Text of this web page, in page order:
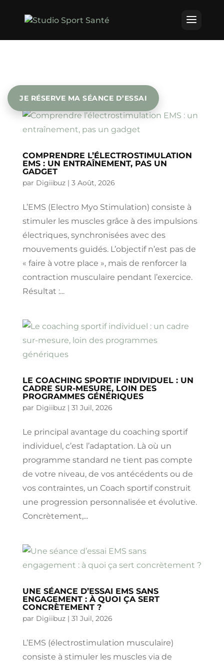
COMPRENDRE L’ÉLECTROSTIMULATION
EMS : UN ENTRAÎNEMENT, PAS UN
GADGET
par Digiibuz| 3 Août, 2026
L’EMS (Electro Myo Stimulation) consiste à
stimuler les muscles grâce à des impulsions
électriques, synchronisées avec des
mouvements guidés. L’objectif n’est pas de
« faire à votre place », mais de renforcer la
contraction musculaire pendant l’exercice.
Résultat :...
LE COACHING SPORTIF INDIVIDUEL : UN
CADRE SUR-MESURE, LOIN DES
PROGRAMMES GÉNÉRIQUES
par Digiibuz| 31 Juil, 2026
Le principal avantage du coaching sportif
individuel, c’est l’adaptation. Là où un
programme standard ne tient pas compte
de votre niveau, de vos antécédents ou de
vos contraintes, un Coach sportif construit
une progression personnalisée et évolutive.
Concrètement,...
UNE SÉANCE D’ESSAI EMS SANS
ENGAGEMENT : À QUOI ÇA SERT
CONCRÈTEMENT ?
par Digiibuz| 31 Juil, 2026
L’EMS (électrostimulation musculaire)
consiste à stimuler les muscles via de
JE RÉSERVE MA SÉANCE D’ESSAI